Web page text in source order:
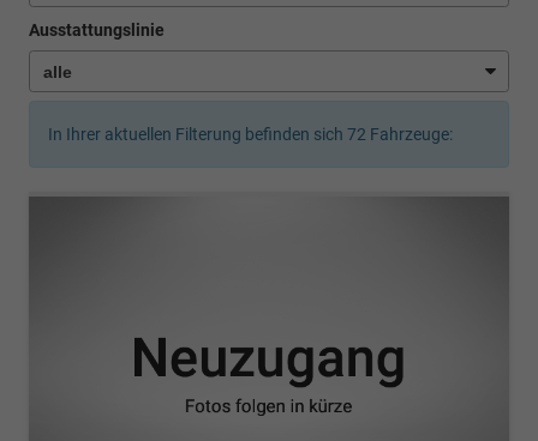
Ausstattungslinie
In Ihrer aktuellen Filterung befinden sich 72 Fahrzeuge: